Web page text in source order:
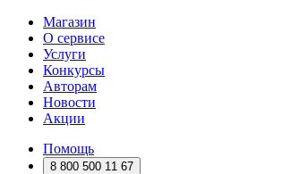
Магазин
О сервисе
Услуги
Конкурсы
Авторам
Новости
Акции
Помощь
8 800 500 11 67